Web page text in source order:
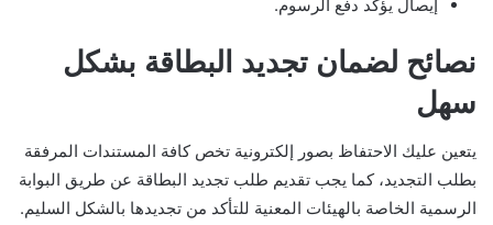
إيصال يؤكد دفع الرسوم.
نصائح لضمان تجديد البطاقة بشكل
سهل
يتعين عليك الاحتفاظ بصور إلكترونية تخص كافة المستندات المرفقة
بطلب التجديد، كما يجب تقديم طلب تجديد البطاقة عن طريق البوابة
الرسمية الخاصة بالهيئات المعنية للتأكد من تجديدها بالشكل السليم.